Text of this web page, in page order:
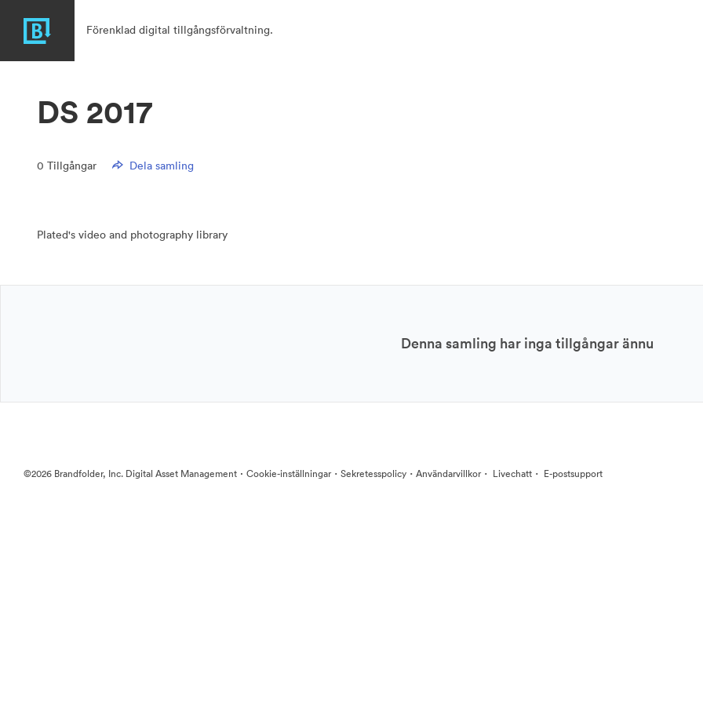
Förenklad digital tillgångsförvaltning.
DS 2017
0 Tillgångar Dela samling
Plated's video and photography library
Denna samling har inga tillgångar ännu
©2026 Brandfolder, Inc. Digital Asset Management · Cookie-inställningar· Sekretesspolicy · Användarvillkor· Livechatt · E-postsupport